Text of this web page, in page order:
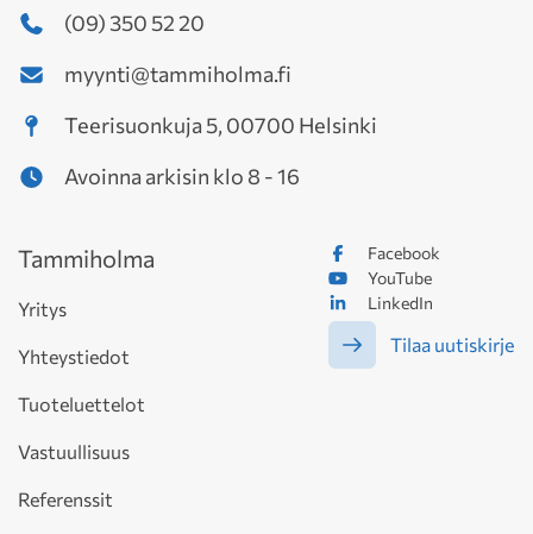
(09) 350 52 20
myynti@tammiholma.fi
Teerisuonkuja 5, 00700 Helsinki
Avoinna arkisin klo 8 - 16
Facebook
YouTube
LinkedIn
Tilaa uutiskirje
Tammiholma
Yritys
Yhteystiedot
Tuoteluettelot
Vastuullisuus
Referenssit